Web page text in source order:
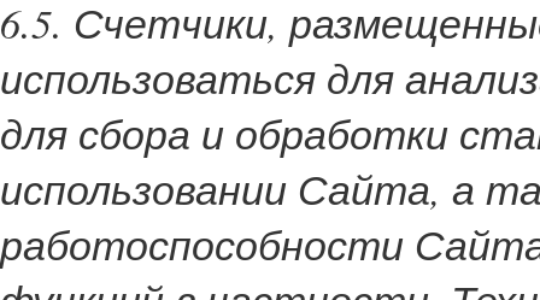
6.5. Счетчики,
использоваться для
для сбора и обработки
использовании Сайта, а
работоспособности